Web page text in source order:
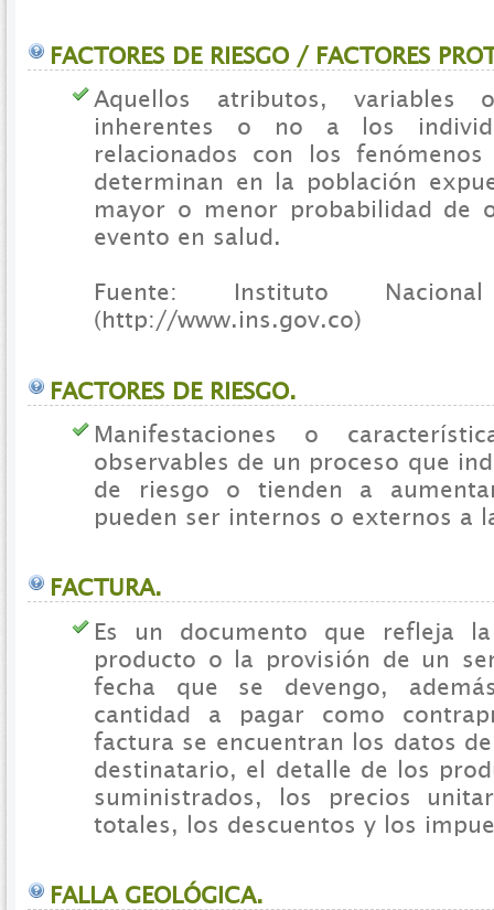
FACTORES DE RIESGO / FACTORES
Aquellos atributos, variables
inherentes o no a los
relacionados con los
determinan en la población
mayor o menor probabilidad de
evento en salud.
Fuente: Instituto
(http://www.ins.gov.co)
FACTORES DE RIESGO.
Manifestaciones o
observables de un proceso que
de riesgo o tienden a
pueden ser internos o externos a
FACTURA.
Es un documento que refleja
producto o la provisión de un
fecha que se devengo,
cantidad a pagar como
factura se encuentran los datos
destinatario, el detalle de los
suministrados, los precios
totales, los descuentos y los
FALLA GEOLÓGICA.